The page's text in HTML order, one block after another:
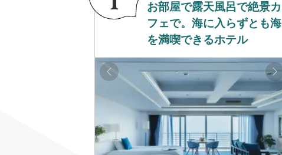
お部屋で露天風呂で絶景カ
フェで。海に入らずとも海
を満喫できるホテル